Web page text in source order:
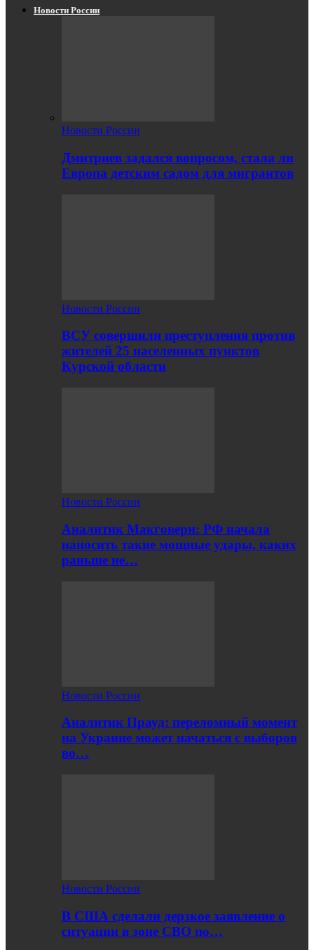
Новости России
Новости России
Дмитриев задался вопросом, стала ли
Европа детским садом для мигрантов
Новости России
ВСУ совершили преступления против
жителей 25 населенных пунктов
Курской области
Новости России
Аналитик Макговерн: РФ начала
наносить такие мощные удары, каких
раньше не…
Новости России
Аналитик Прауд: переломный момент
на Украине может начаться с выборов
во…
Новости России
В США сделали дерзкое заявление о
ситуации в зоне СВО по…